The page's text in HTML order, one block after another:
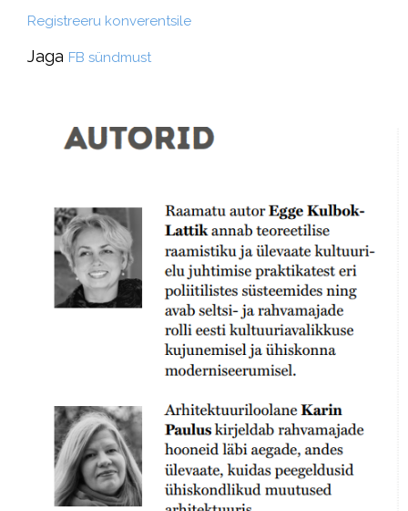
Registreeru konverentsile
Jaga FB sündmust